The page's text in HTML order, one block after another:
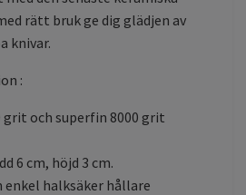
rätt bruk ge dig glädjen av
knivar.
:
grit och superfin 8000 grit
6 cm, höjd 3 cm.
enkel halksäker hållare